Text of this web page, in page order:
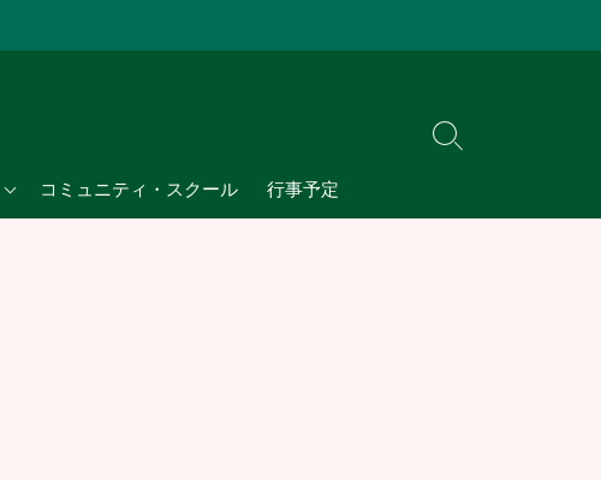
コミュニティ・スクール 行事予定
検
り